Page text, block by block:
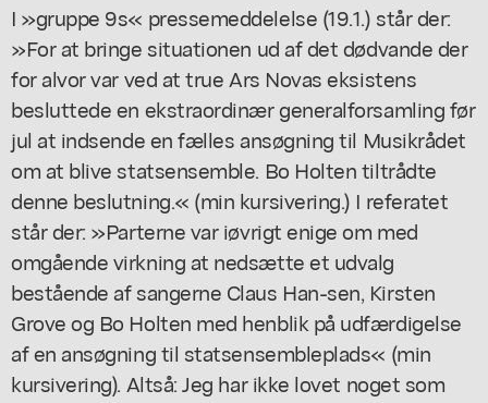
I »gruppe 9s« pressemeddelelse (19.1.) står der:
»For at bringe situationen ud af det dødvande der
for alvor var ved at true Ars Novas eksistens
besluttede en ekstraordinær generalforsamling før
jul at indsende en fælles ansøgning til Musikrådet
om at blive statsensemble. Bo Holten tiltrådte
denne beslutning.« (min kursivering.) I referatet
står der: »Parterne var iøvrigt enige om med
omgående virkning at nedsætte et udvalg
bestående af sangerne Claus Han-sen, Kirsten
Grove og Bo Holten med henblik på udfærdigelse
af en ansøgning til statsensembleplads« (min
kursivering). Altså: Jeg har ikke lovet noget som